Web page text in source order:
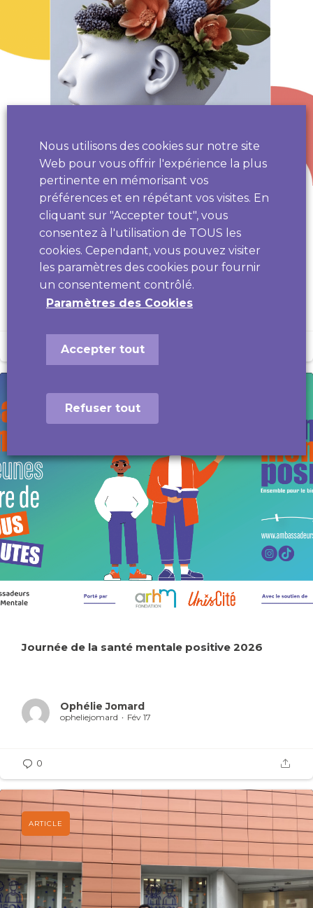
Le CHU de Nice engagé pour la santé mentale
positive sur le territoire
Ophélie Jomard
opheliejomard Mars 6
Journée de la santé mentale positive 2026
Ophélie Jomard
opheliejomard Fév 17
0
Nous utilisons des cookies sur notre site
Web pour vous offrir l'expérience la plus
pertinente en mémorisant vos
préférences et en répétant vos visites. En
cliquant sur "Accepter tout", vous
consentez à l'utilisation de TOUS les
cookies. Cependant, vous pouvez visiter
les paramètres des cookies pour fournir
un consentement contrôlé.
Paramètres des Cookies
Accepter tout
Refuser tout